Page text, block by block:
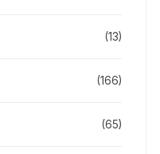
(13)
(166)
(65)